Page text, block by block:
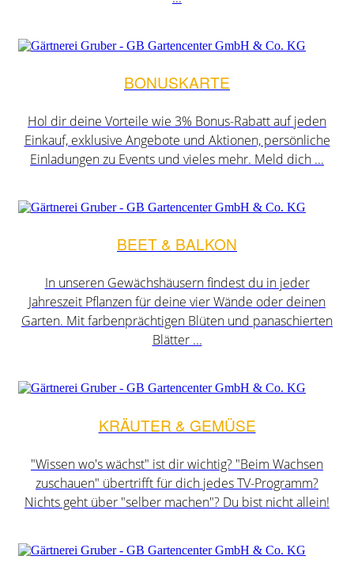
BONUSKARTE
Hol dir deine Vorteile wie 3% Bonus-Rabatt auf jeden
Einkauf, exklusive Angebote und Aktionen, persönliche
Einladungen zu Events und vieles mehr. Meld dich ...
BEET & BALKON
In unseren Gewächshäusern findest du in jeder
Jahreszeit Pflanzen für deine vier Wände oder deinen
Garten. Mit farbenprächtigen Blüten und panaschierten
Blätter ...
KRÄUTER & GEMÜSE
"Wissen wo's wächst" ist dir wichtig? "Beim Wachsen
zuschauen" übertrifft für dich jedes TV-Programm?
Nichts geht über "selber machen"? Du bist nicht allein!